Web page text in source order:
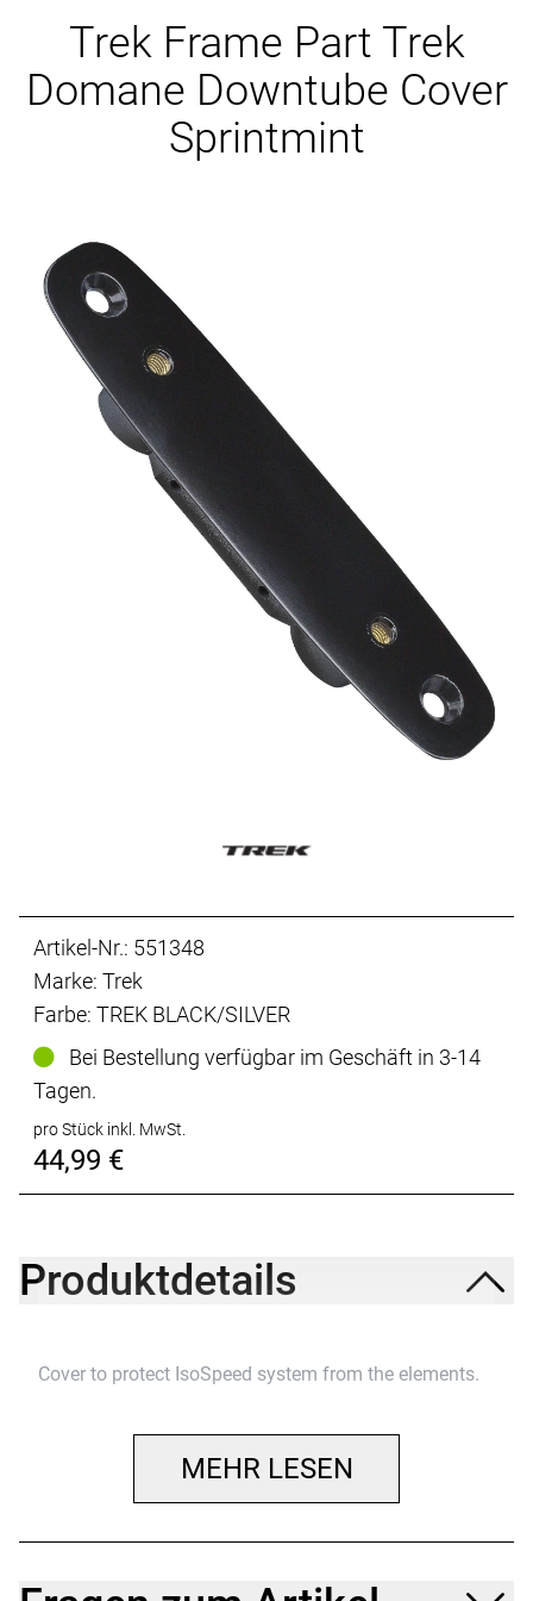
Trek Frame Part Trek
Domane Downtube Cover
Sprintmint
Artikel-Nr.: 551348
Marke: Trek
Farbe: TREK BLACK/SILVER
Bei Bestellung verfügbar im Geschäft in 3-14
Tagen.
pro Stück inkl. MwSt.
44,99 €
Produktdetails
Cover to protect IsoSpeed system from the elements.
MEHR LESEN